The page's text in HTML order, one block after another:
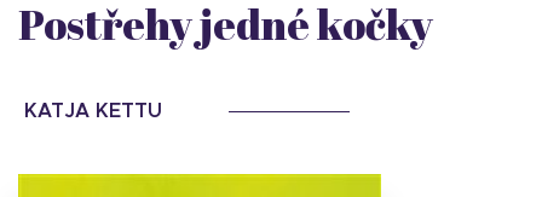
Postřehy jedné kočky
KATJA KETTU